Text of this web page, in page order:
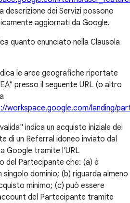
descrizione dei Servizi possono
aggiornati da Google.
quanto enunciato nella Clausola
le aree geografiche riportate
presso il seguente URL (o altro
workspace.google.com/landing/
indica un acquisto iniziale dei
di un Referral idoneo inviato dal
Google tramite l'URL
del Partecipante che: (a) è
dominio; (b) riguarda almeno
minimo; (c) può essere
del Partecipante tramite